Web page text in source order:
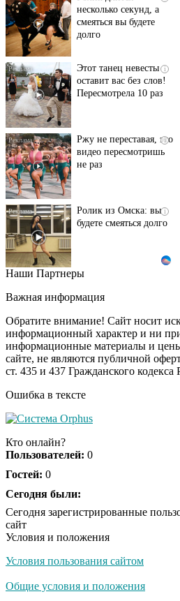
несколько секунд, а
смеяться вы будете
долго
i
Этот танец невесты
оставит вас без слов!
Пересмотрела 10 раз
i
Ржу не переставая, это
видео пересмотришь
не раз
i
Ролик из Омска: вы
будете смеяться долго
Ролик длится пару
шоке от увиденного
i
Королева вагона
отожгла! Видео не
оставит равнодушным
Наши Партнеры
Важная информация
Обратите внимание! Сайт носит
информационный характер и ни
информационные материалы и
сайте, не являются публичной
ст. 435 и 437 Гражданского кодекса
Ошибка в тексте
Кто онлайн?
Пользователей: 0
Гостей: 0
Сегодня были:
Сегодня зарегистрированные
сайт
Условия и положения
Условия пользования сайтом
Общие условия и положения